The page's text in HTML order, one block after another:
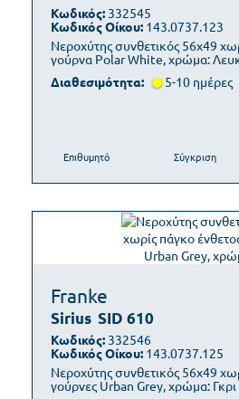
Νεροχύτης συνθετικός 56x49
γούρνα Polar White, χρώμα:
Κωδικός: 332545
Κωδικός Οίκου: 143.0737.123
Διαθεσιμότητα: 5-10 ημέρες
Επιθυμητό Σύγκριση
Franke
Sirius SID 610
Νεροχύτης συνθετικός 56x49
γούρνες Urban Grey, χρώμα: Γκρι
Κωδικός: 332546
Κωδικός Οίκου: 143.0737.125